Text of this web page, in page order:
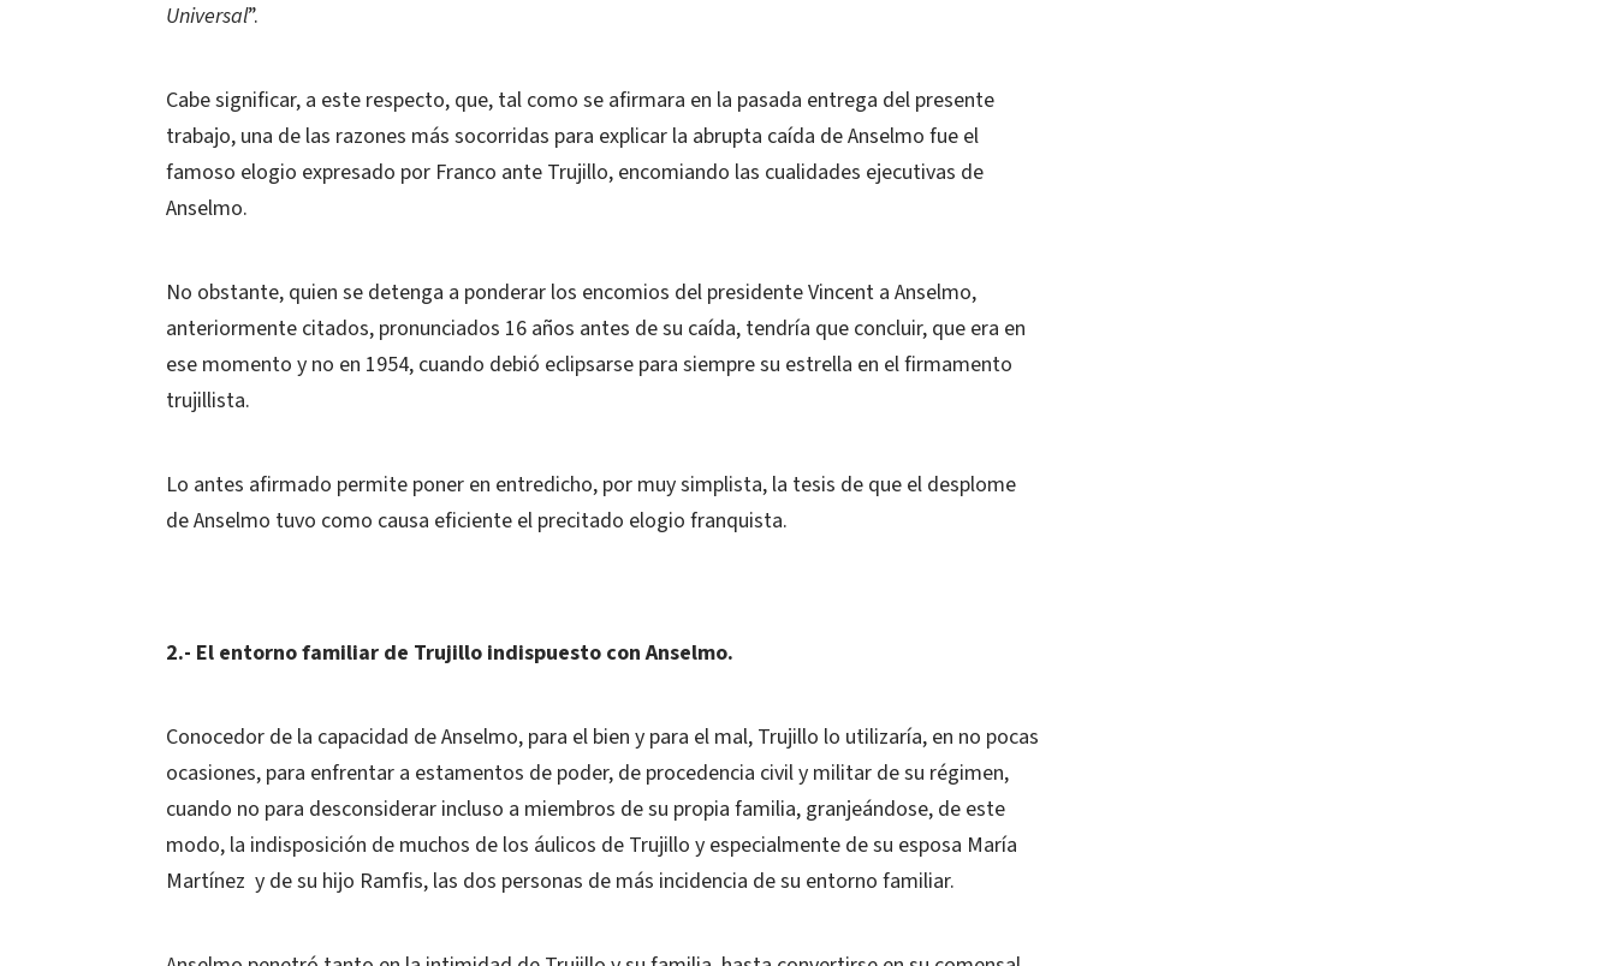
Universal”.
Cabe significar, a este respecto, que, tal como se afirmara en la pasada entrega del presente
trabajo, una de las razones más socorridas para explicar la abrupta caída de Anselmo fue el
famoso elogio expresado por Franco ante Trujillo, encomiando las cualidades ejecutivas de
Anselmo.
No obstante, quien se detenga a ponderar los encomios del presidente Vincent a Anselmo,
anteriormente citados, pronunciados 16 años antes de su caída, tendría que concluir, que era en
ese momento y no en 1954, cuando debió eclipsarse para siempre su estrella en el firmamento
trujillista.
Lo antes afirmado permite poner en entredicho, por muy simplista, la tesis de que el desplome
de Anselmo tuvo como causa eficiente el precitado elogio franquista.
2.- El entorno familiar de Trujillo indispuesto con Anselmo.
Conocedor de la capacidad de Anselmo, para el bien y para el mal, Trujillo lo utilizaría, en no pocas
ocasiones, para enfrentar a estamentos de poder, de procedencia civil y militar de su régimen,
cuando no para desconsiderar incluso a miembros de su propia familia, granjeándose, de este
modo, la indisposición de muchos de los áulicos de Trujillo y especialmente de su esposa María
Martínez y de su hijo Ramfis, las dos personas de más incidencia de su entorno familiar.